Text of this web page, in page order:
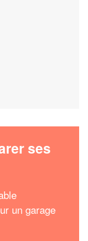
ses
un garage